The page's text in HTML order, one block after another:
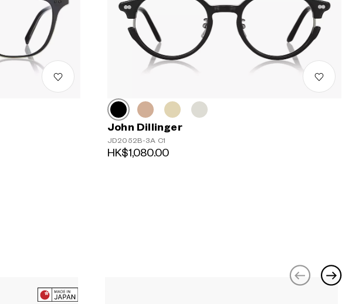
John Dillinger
JD2052B-3A C1
HK$1,080.00